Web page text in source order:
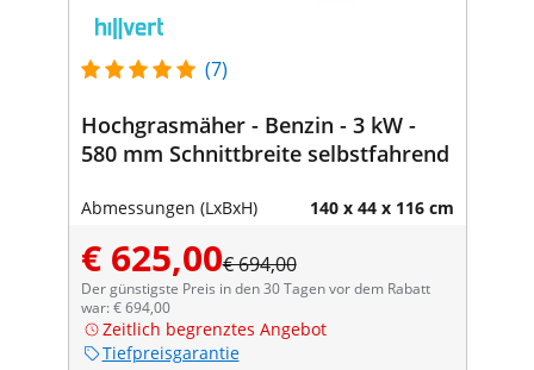
(7)
Hochgrasmäher - Benzin - 3 kW -
580 mm Schnittbreite selbstfahrend
Abmessungen (LxBxH) 140 x 44 x 116 cm
€ 625,00€ 694,00
Der günstigste Preis in den 30 Tagen vor dem Rabatt
war: € 694,00
Zeitlich begrenztes Angebot
Tiefpreisgarantie